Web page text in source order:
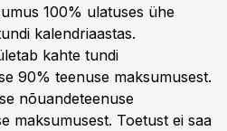
100% ulatuses ühe
kalendriaastas.
kahte tundi
90% teenuse maksumusest.
nõuandeteenuse
maksumusest. Toetust ei saa